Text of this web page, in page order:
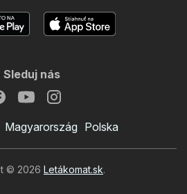
Sleduj nás
Magyarország Polska
© 2026 Letákomat.sk.